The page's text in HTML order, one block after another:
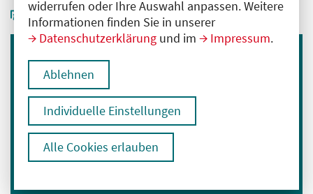
widerrufen oder Ihre Auswahl anpassen. Weitere
Informationen finden Sie in unserer
Datenschutzerklärung und im Impressum.
Ablehnen
Individuelle Einstellungen
Alle Cookies erlauben
Immer informiert bleiben
Melden Sie sich für unseren Newsletter an:
E-Mail-Adresse eingeben
Anmelden